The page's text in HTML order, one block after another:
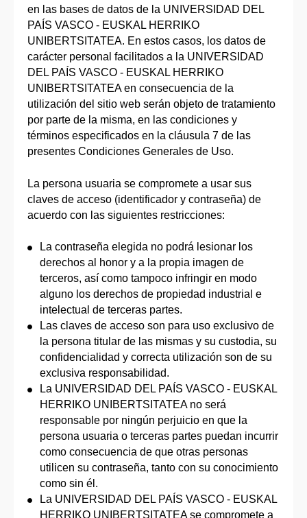
en las bases de datos de la UNIVERSIDAD DEL
PAÍS VASCO - EUSKAL HERRIKO
UNIBERTSITATEA. En estos casos, los datos de
carácter personal facilitados a la UNIVERSIDAD
DEL PAÍS VASCO - EUSKAL HERRIKO
UNIBERTSITATEA en consecuencia de la
utilización del sitio web serán objeto de tratamiento
por parte de la misma, en las condiciones y
términos especificados en la cláusula 7 de las
presentes Condiciones Generales de Uso.
La persona usuaria se compromete a usar sus
claves de acceso (identificador y contraseña) de
acuerdo con las siguientes restricciones:
La contraseña elegida no podrá lesionar los
derechos al honor y a la propia imagen de
terceros, así como tampoco infringir en modo
alguno los derechos de propiedad industrial e
intelectual de terceras partes.
Las claves de acceso son para uso exclusivo de
la persona titular de las mismas y su custodia, su
confidencialidad y correcta utilización son de su
exclusiva responsabilidad.
La UNIVERSIDAD DEL PAÍS VASCO - EUSKAL
HERRIKO UNIBERTSITATEA no será
responsable por ningún perjuicio en que la
persona usuaria o terceras partes puedan incurrir
como consecuencia de que otras personas
utilicen su contraseña, tanto con su conocimiento
como sin él.
La UNIVERSIDAD DEL PAÍS VASCO - EUSKAL
HERRIKO UNIBERTSITATEA se compromete a